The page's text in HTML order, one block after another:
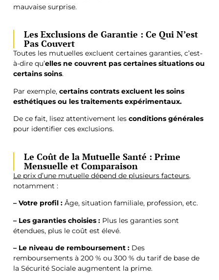
mauvaise surprise.
Les Exclusions de Garantie : Ce Qui N’est
Pas Couvert
Toutes les mutuelles excluent certaines garanties, c’est-
à-dire qu’elles ne couvrent pas certaines situations ou
certains soins.
Par exemple, certains contrats excluent les soins
esthétiques ou les traitements expérimentaux.
De ce fait, lisez attentivement les conditions générales
pour identifier ces exclusions.
Le prix d’une mutuelle dépend de plusieurs facteurs,
notamment :
– Votre profil :Âge, situation familiale, profession, etc.
– Les garanties choisies :Plus les garanties sont
étendues, plus le coût est élevé.
– Le niveau de remboursement :Des
remboursements à 200 % ou 300 % du tarif de base de
la Sécurité Sociale augmentent la prime.
Le Coût de la Mutuelle Santé : Prime
Mensuelle et Comparaison